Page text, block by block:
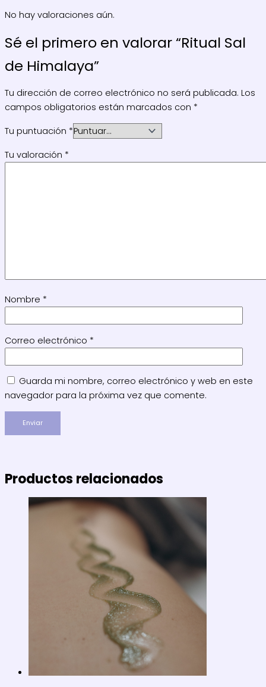
No hay valoraciones aún.
Sé el primero en valorar “Ritual Sal
de Himalaya”
Tu dirección de correo electrónico no será publicada. Los
campos obligatorios están marcados con *
Tu puntuación *
Tu valoración *
Nombre *
Correo electrónico *
Guarda mi nombre, correo electrónico y web en este
navegador para la próxima vez que comente.
Productos relacionados